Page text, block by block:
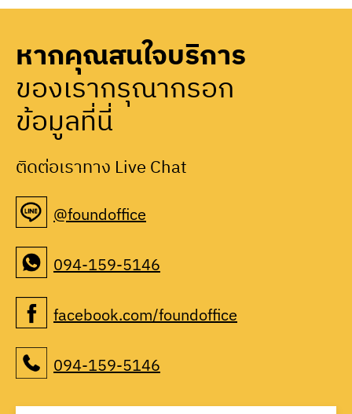
หากคุณสนใจบริการ
ของเรากรุณากรอก
ข้อมูลที่นี่
ติดต่อเราทาง Live Chat
@foundoffice
094-159-5146
facebook.com/foundoffice
094-159-5146